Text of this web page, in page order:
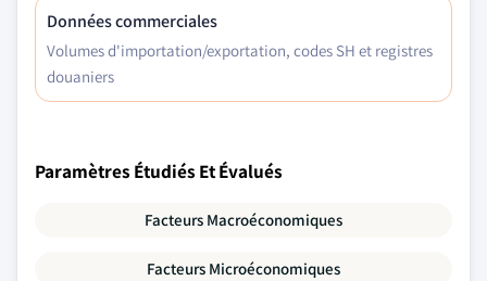
Données commerciales
Volumes d'importation/exportation, codes SH et registres
douaniers
Paramètres Étudiés Et Évalués
Facteurs Macroéconomiques
Facteurs Microéconomiques